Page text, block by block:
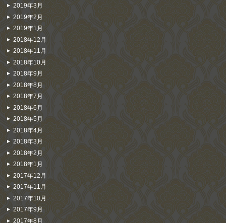
2019年3月
2019年2月
2019年1月
2018年12月
2018年11月
2018年10月
2018年9月
2018年8月
2018年7月
2018年6月
2018年5月
2018年4月
2018年3月
2018年2月
2018年1月
2017年12月
2017年11月
2017年10月
2017年9月
2017年8月